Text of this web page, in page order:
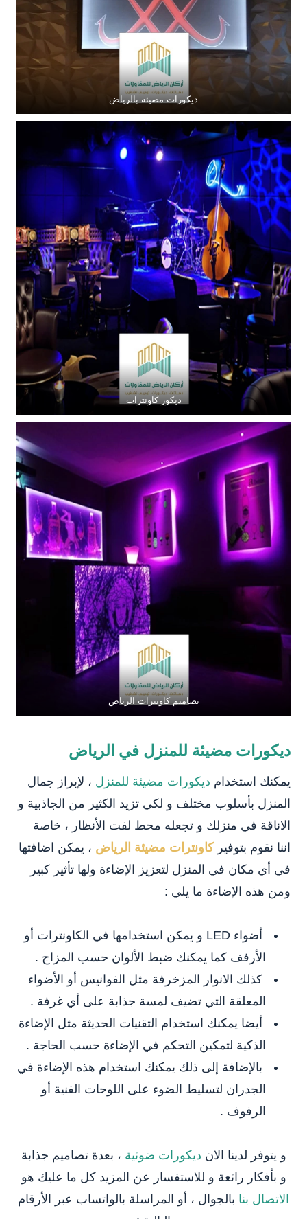
ديكورات مضيئة بالرياض
ديكور كاونترات
تصاميم كاونترات الرياض
ديكورات مضيئة للمنزل في الرياض
يمكنك استخدام ديكورات مضيئة للمنزل ، لإبراز جمال
المنزل بأسلوب مختلف و لكي تزيد الكثير من الجاذبية و
الاناقة في منزلك و تجعله محط لفت الأنظار ، خاصة
اننا نقوم بتوفيركاونترات مضيئة الرياض ، يمكن اضافتها
في أي مكان في المنزل لتعزيز الإضاءة ولها تأثير كبير
ومن هذه الإضاءة ما يلي :
أضواء LED و يمكن استخدامها في الكاونترات أو
الأرفف كما يمكنك ضبط الألوان حسب المزاج .
كذلك الانوار المزخرفة مثل الفوانيس أو الأضواء
المعلقة التي تضيف لمسة جذابة على أي غرفة .
أيضا يمكنك استخدام التقنيات الحديثة مثل الإضاءة
الذكية لتمكين التحكم في الإضاءة حسب الحاجة .
بالإضافة إلى ذلك يمكنك استخدام هذه الإضاءة في
الجدران لتسليط الضوء على اللوحات الفنية أو
الرفوف .
و يتوفر لدينا الان ديكورات ضوئية ، بعدة تصاميم جذابة
و بأفكار رائعة و للاستفسار عن المزيد كل ما عليك هو
الاتصال بنا بالجوال ، أو المراسلة بالواتساب عبر الأرقام